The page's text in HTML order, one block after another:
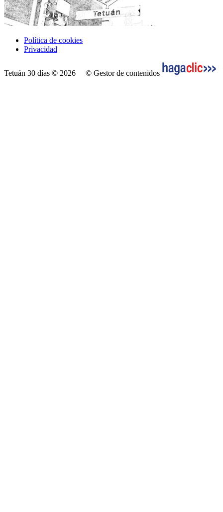
Política de cookies
Privacidad
Tetuán 30 días © 2026 © Gestor de contenidos